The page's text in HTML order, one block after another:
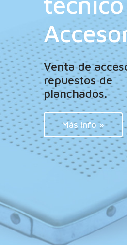
Venta de
repuestos de
planchados.
Más info »